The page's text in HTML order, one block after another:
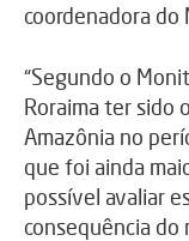
coordenadora do
“Segundo o
Roraima ter sido
Amazônia no
que foi ainda
possível avaliar
consequência do